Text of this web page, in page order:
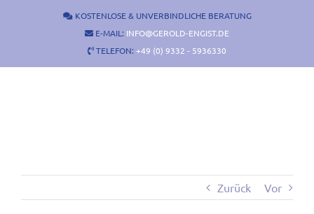
KOSTENLOSE & UNVERBINDLICHE BERATUNG
E-MAIL: INFO@GEROLD-ENGIST.DE
TELEFON: +49 (0) 9332 - 5936330
Zurück Vor